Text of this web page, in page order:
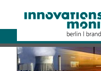
logo